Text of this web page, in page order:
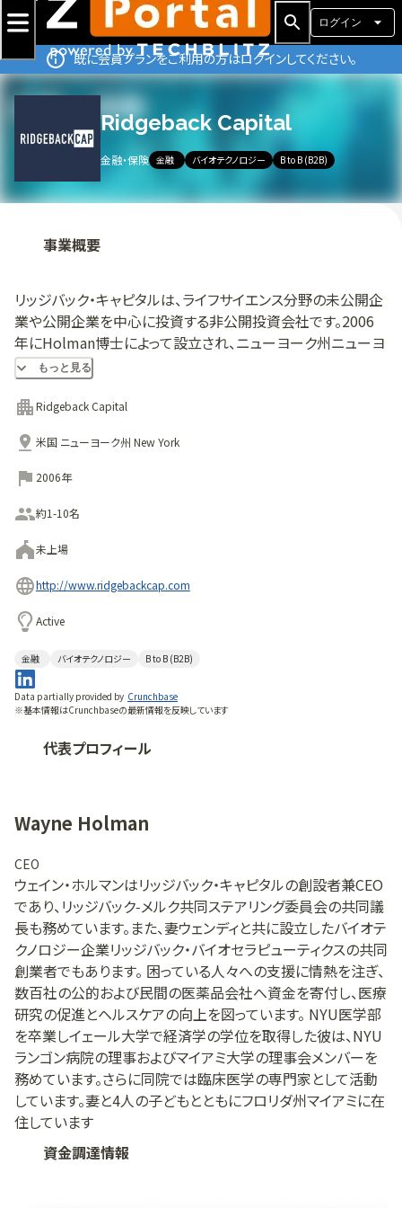
ログイン
既に会員プランをご利用の方はログインしてください。
Ridgeback Capital
金融・保険 金融 バイオテクノロジー B to B (B2B)
事業概要
リッジバック・キャピタルは、ライフサイエンス分野の未公開企
業や公開企業を中心に投資する非公開投資会社です。2006
年にHolman博士によって設立され、ニューヨーク州ニューヨ
ークに本社を置く。
もっと見る
Ridgeback Capital
米国 ニューヨーク州 New York
2006年
約1-10名
未上場
http://www.ridgebackcap.com
Active
金融 バイオテクノロジー B to B (B2B)
Data partially provided by Crunchbase
※基本情報はCrunchbaseの最新情報を反映しています
代表プロフィール
Wayne Holman
CEO
ウェイン・ホルマンはリッジバック・キャピタルの創設者兼CEO
であり、リッジバック‑メルク共同ステアリング委員会の共同議
長も務めています。また、妻ウェンディと共に設立したバイオテ
クノロジー企業リッジバック・バイオセラピューティクスの共同
創業者でもあります。 困っている人々への支援に情熱を注ぎ、
数百社の公的および民間の医薬品会社へ資金を寄付し、医療
研究の促進とヘルスケアの向上を図っています。 NYU医学部
を卒業しイェール大学で経済学の学位を取得した彼は、NYU
ランゴン病院の理事およびマイアミ大学の理事会メンバーを
務めています。さらに同院では臨床医学の専門家として活動
しています。妻と4人の子どもとともにフロリダ州マイアミに在
住しています
資金調達情報